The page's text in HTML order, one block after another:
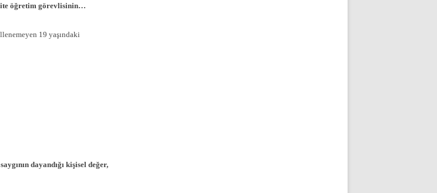
öğretim görevlisinin…
19 yaşındaki
dayandığı kişisel değer,